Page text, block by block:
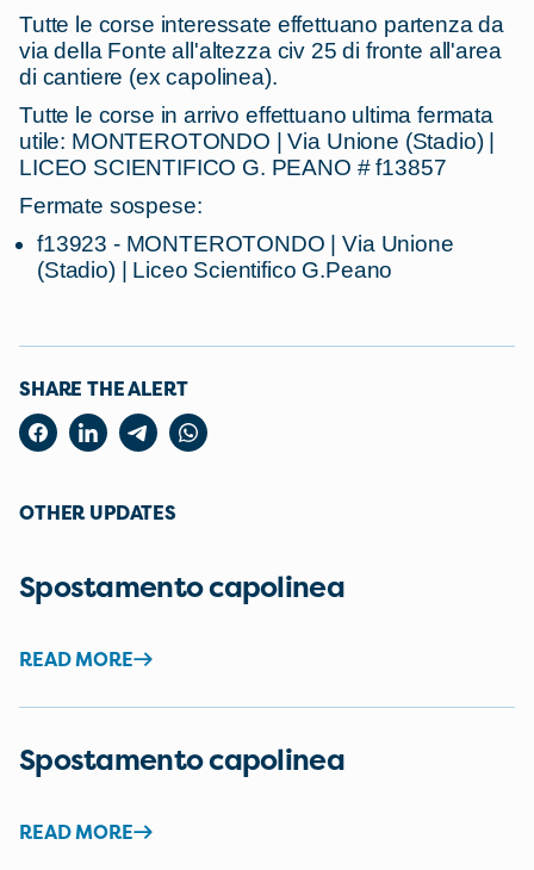
Tutte le corse interessate effettuano partenza da
via della Fonte all'altezza civ 25 di fronte all'area
di cantiere (ex capolinea).
Tutte le corse in arrivo effettuano ultima fermata
utile: MONTEROTONDO | Via Unione (Stadio) |
LICEO SCIENTIFICO G. PEANO # f13857
Fermate sospese:
f13923 - MONTEROTONDO | Via Unione
(Stadio) | Liceo Scientifico G.Peano
SHARE THE ALERT
OTHER UPDATES
Spostamento capolinea
READ MORE
Spostamento capolinea
READ MORE